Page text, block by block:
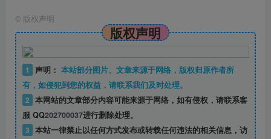
© 版权声明
版权声明
1 声明： 本站部分图片、文章来源于网络，版权归原作者所
有，如侵犯到您的权益，请联系我们及时处理。
2 本网站的文章部分内容可能来源于网络，如有侵权，请联系客
服 QQ202700037进行删除处理。
3 本站一律禁止以任何方式发布或转载任何违法的相关信息，访